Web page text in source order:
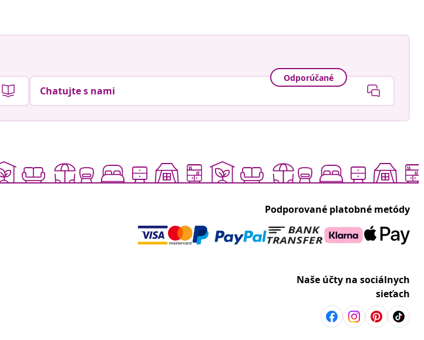
Odporúčané
Chatujte s nami
Podporované platobné metódy
Naše účty na sociálnych
sieťach